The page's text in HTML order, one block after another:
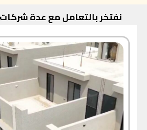
نفتخر بالتعامل مع عدة